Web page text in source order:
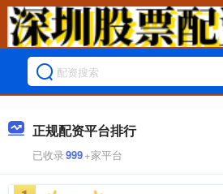
正规配资平台排行
已收录999+家平台